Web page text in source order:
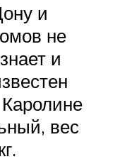
и
не
и
вес